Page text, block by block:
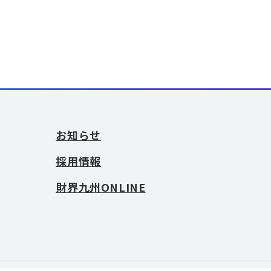
お知らせ
採用情報
財界九州ONLINE